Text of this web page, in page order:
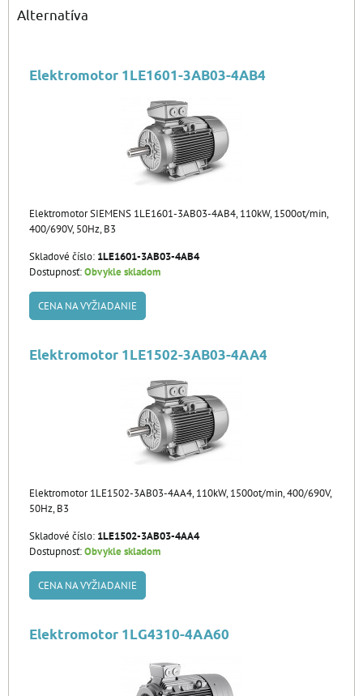
Alternatíva
Elektromotor 1LE1601-3AB03-4AB4
Elektromotor SIEMENS 1LE1601-3AB03-4AB4, 110kW, 1500ot/min,
400/690V, 50Hz, B3
Skladové číslo: 1LE1601-3AB03-4AB4
Dostupnosť:Obvykle skladom
CENA NA VYŽIADANIE
Elektromotor 1LE1502-3AB03-4AA4
Elektromotor 1LE1502-3AB03-4AA4, 110kW, 1500ot/min, 400/690V,
50Hz, B3
Skladové číslo: 1LE1502-3AB03-4AA4
Dostupnosť:Obvykle skladom
CENA NA VYŽIADANIE
Elektromotor 1LG4310-4AA60